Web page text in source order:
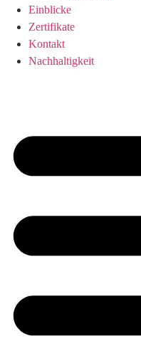
Einblicke
Zertifikate
Kontakt
Nachhaltigkeit